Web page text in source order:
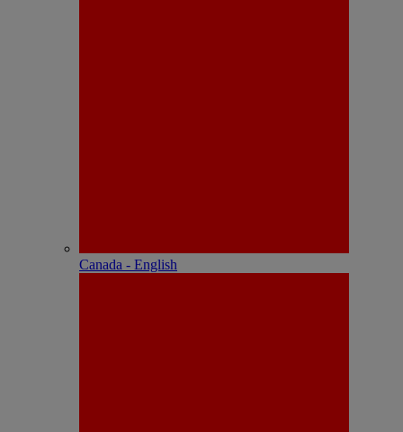
Canada - English